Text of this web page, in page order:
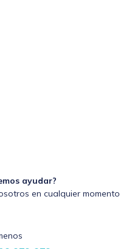
ayudar?
en cualquier momento